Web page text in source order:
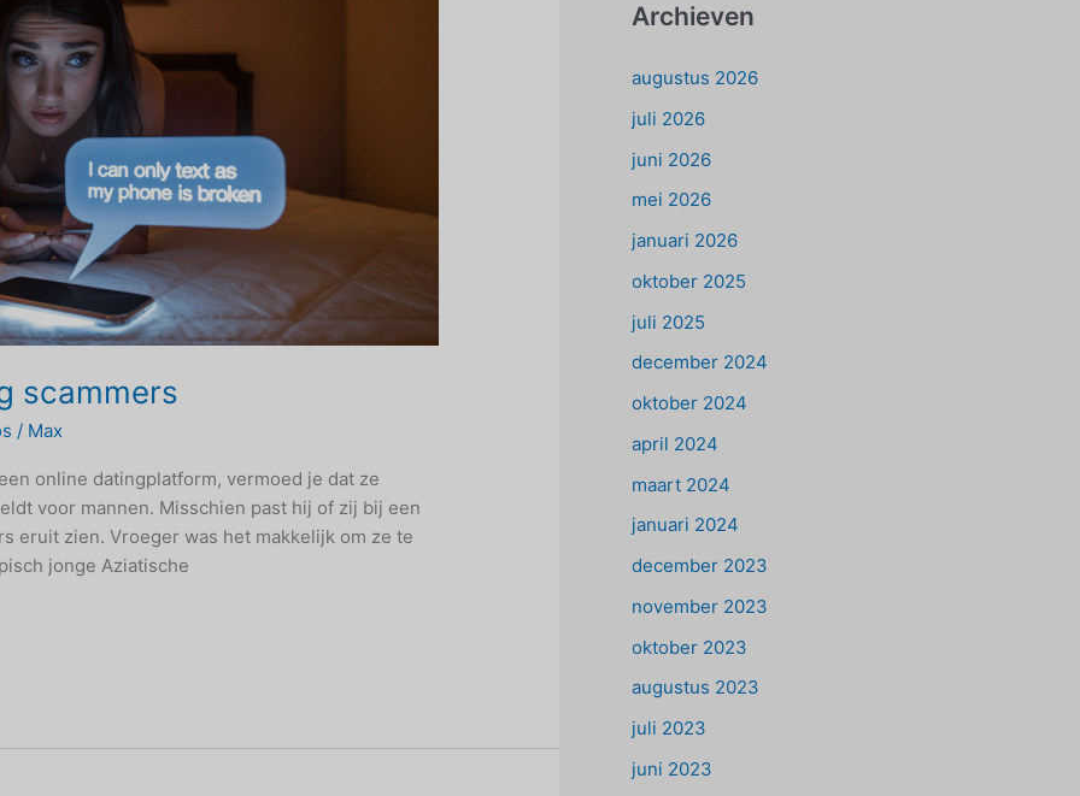
scammers
/ Max
online datingplatform, vermoed je dat ze
voor mannen. Misschien past hij of zij bij een
eruit zien. Vroeger was het makkelijk om ze te
jonge Aziatische
Archieven
augustus 2026
juli 2026
juni 2026
mei 2026
januari 2026
oktober 2025
juli 2025
december 2024
oktober 2024
april 2024
maart 2024
januari 2024
december 2023
november 2023
oktober 2023
augustus 2023
juli 2023
juni 2023